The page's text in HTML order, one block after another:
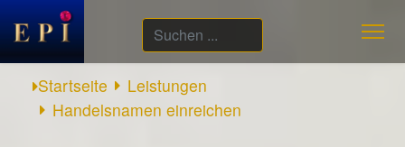
Suchen
...
Startseite
Leistungen
Handelsnamen einreichen